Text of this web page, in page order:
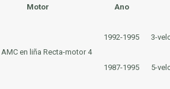
Motor Ano
AMC en liña Recta-motor 4
1992-1995 3-
1987-1995 5-